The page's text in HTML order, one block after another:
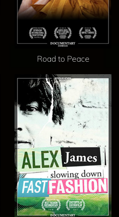
Road to Peace